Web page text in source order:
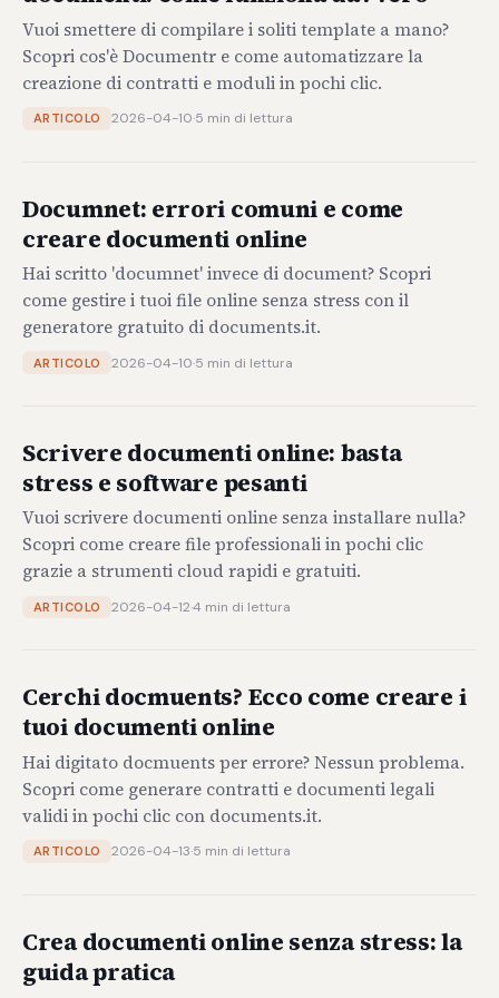
Vuoi smettere di compilare i soliti template a mano?
Scopri cos'è Documentr e come automatizzare la
creazione di contratti e moduli in pochi clic.
ARTICOLO 2026-04-10·5 min di lettura
Documnet: errori comuni e come
creare documenti online
Hai scritto 'documnet' invece di document? Scopri
come gestire i tuoi file online senza stress con il
generatore gratuito di documents.it.
ARTICOLO 2026-04-10·5 min di lettura
Scrivere documenti online: basta
stress e software pesanti
Vuoi scrivere documenti online senza installare nulla?
Scopri come creare file professionali in pochi clic
grazie a strumenti cloud rapidi e gratuiti.
ARTICOLO 2026-04-12·4 min di lettura
Cerchi docmuents? Ecco come creare i
tuoi documenti online
Hai digitato docmuents per errore? Nessun problema.
Scopri come generare contratti e documenti legali
validi in pochi clic con documents.it.
ARTICOLO 2026-04-13·5 min di lettura
Crea documenti online senza stress: la
guida pratica